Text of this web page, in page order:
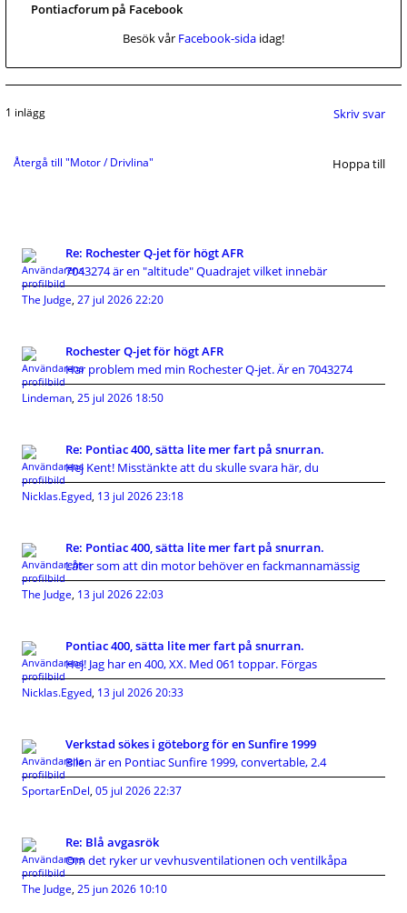
Pontiacforum på Facebook
Besök vår Facebook-sida idag!
1 inlägg Skriv svar
Återgå till "Motor / Drivlina" Hoppa till
Re: Rochester Q-jet för högt AFR
7043274 är en "altitude" Quadrajet vilket innebär
The Judge, 27 jul 2026 22:20
Rochester Q-jet för högt AFR
Har problem med min Rochester Q-jet. Är en 7043274
Lindeman, 25 jul 2026 18:50
Re: Pontiac 400, sätta lite mer fart på snurran.
Hej Kent! Misstänkte att du skulle svara här, du
Nicklas.Egyed, 13 jul 2026 23:18
Re: Pontiac 400, sätta lite mer fart på snurran.
Låter som att din motor behöver en fackmannamässig
The Judge, 13 jul 2026 22:03
Pontiac 400, sätta lite mer fart på snurran.
Hej! Jag har en 400, XX. Med 061 toppar. Förgas
Nicklas.Egyed, 13 jul 2026 20:33
Verkstad sökes i göteborg för en Sunfire 1999
Bilen är en Pontiac Sunfire 1999, convertable, 2.4
SportarEnDel, 05 jul 2026 22:37
Re: Blå avgasrök
Om det ryker ur vevhusventilationen och ventilkåpa
The Judge, 25 jun 2026 10:10